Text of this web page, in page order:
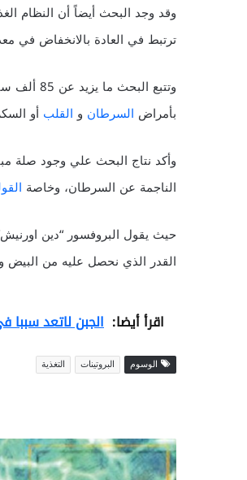
وقد وجد البحث أيضاً أن النظام
ترتبط في العادة بالانخفاض في
بأمراض السرطان والقلب أو
وأكد نتاج البحث علي وجود صلة
الناجمة عن السرطان، وخاصة
حيث يقول البروفسور “دين
القدر الذي نحصل عليه من البيض
اقرأ أيضا: الجبن لاتعد سببا
الوسوم البروتينات التغذية
ا
ل